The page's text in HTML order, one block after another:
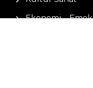
Ekonomi – Emek